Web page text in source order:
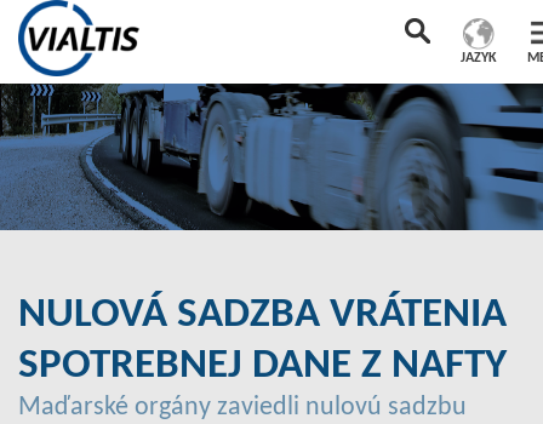
JAZYK
NULOVÁ SADZBA VRÁTENIA
SPOTREBNEJ DANE Z NAFTY
Maďarské orgány zaviedli nulovú sadzbu